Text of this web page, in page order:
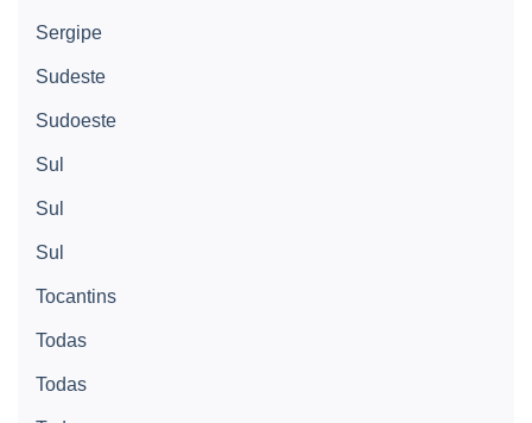
Sergipe
Sudeste
Sudoeste
Sul
Sul
Sul
Tocantins
Todas
Todas